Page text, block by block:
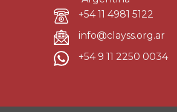
+54 11 4981 5122
info@clayss.org.ar
+54 9 11 2250 0034